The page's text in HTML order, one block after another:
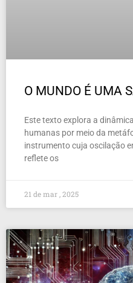
O MUNDO É UMA
Este texto explora a
humanas por meio da
instrumento cuja oscilação
reflete os
21 de mar , 2025